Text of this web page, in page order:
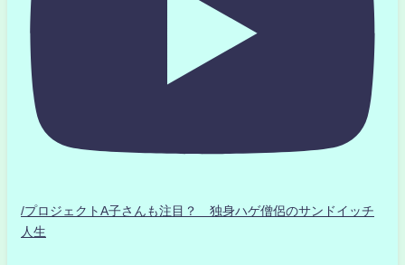
/プロジェクトA子さんも注目？ 独身ハゲ僧侶のサンドイッチ
人生